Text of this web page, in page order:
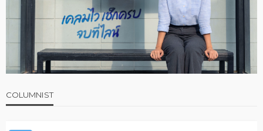
COLUMNIST